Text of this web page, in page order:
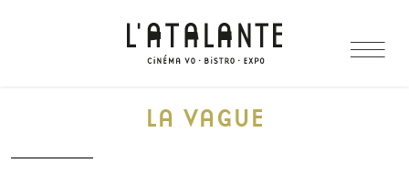
LA VAGUE